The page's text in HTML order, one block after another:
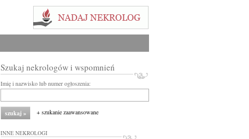
Szukaj nekrologów i wspomnień
Imię i nazwisko lub numer ogłoszenia:
+ szukanie zaawansowane
INNE NEKROLOGI